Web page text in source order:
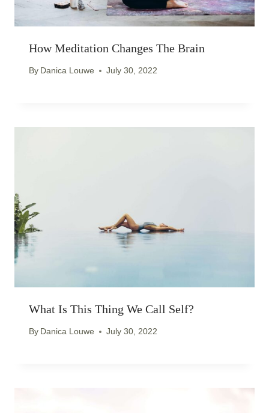
How Meditation Changes The Brain
By Danica Louwe July 30, 2022
What Is This Thing We Call Self?
By Danica Louwe July 30, 2022